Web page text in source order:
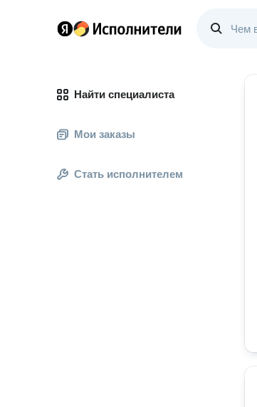
Найти специалиста
Мои заказы
Стать исполнителем